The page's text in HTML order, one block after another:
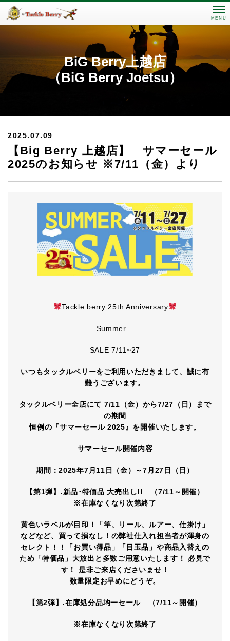
MENU
BiG Berry上越店
（BiG Berry Joetsu）
2025.07.09
【Big Berry 上越店】 サマーセール
2025のお知らせ ※7/11（金）より
Tackle berry 25th Anniversary
Summer
SALE 7/11~27
いつもタックルベリーをご利用いただきまして、誠に有
難うございます。
タックルベリー全店にて 7/11（金）から7/27（日）まで
の期間
恒例の『サマーセール 2025』を開催いたします。
サマーセール開催内容
期間：2025年7月11日（金）～7月27日（日）
【第1弾】.新品･特価品 大売出し!! （7/11～開催）
※在庫なくなり次第終了
黄色いラベルが目印！「竿、リール、ルアー、仕掛け」
などなど、買って損なし！の弊社仕入れ担当者が渾身の
セレクト！！「お買い得品」「目玉品」や商品入替えの
ため「特価品」大放出と多数ご用意いたします！ 必見で
す！ 是非ご来店くださいませ！
数量限定お早めにどうぞ。
【第2弾】.在庫処分品均一セール （7/11～開催）
※在庫なくなり次第終了